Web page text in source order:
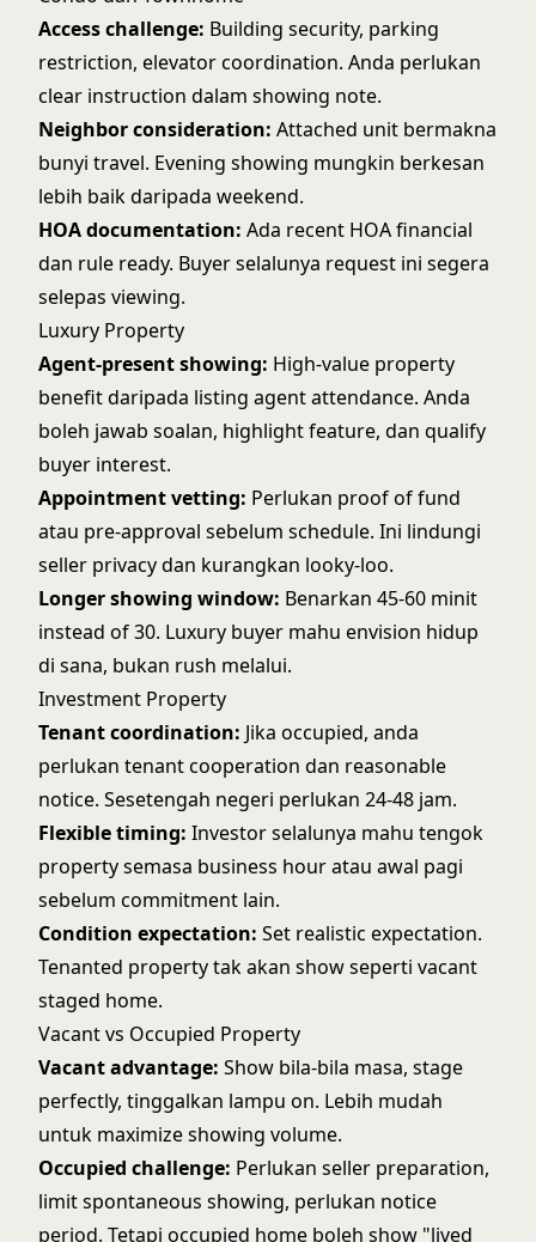
Access challenge: Building security, parking
restriction, elevator coordination. Anda perlukan
clear instruction dalam showing note.
Neighbor consideration: Attached unit bermakna
bunyi travel. Evening showing mungkin berkesan
lebih baik daripada weekend.
HOA documentation: Ada recent HOA financial
dan rule ready. Buyer selalunya request ini segera
selepas viewing.
Luxury Property
Agent-present showing: High-value property
benefit daripada listing agent attendance. Anda
boleh jawab soalan, highlight feature, dan qualify
buyer interest.
Appointment vetting: Perlukan proof of fund
atau pre-approval sebelum schedule. Ini lindungi
seller privacy dan kurangkan looky-loo.
Longer showing window: Benarkan 45-60 minit
instead of 30. Luxury buyer mahu envision hidup
di sana, bukan rush melalui.
Investment Property
Tenant coordination: Jika occupied, anda
perlukan tenant cooperation dan reasonable
notice. Sesetengah negeri perlukan 24-48 jam.
Flexible timing: Investor selalunya mahu tengok
property semasa business hour atau awal pagi
sebelum commitment lain.
Condition expectation: Set realistic expectation.
Tenanted property tak akan show seperti vacant
staged home.
Vacant vs Occupied Property
Vacant advantage: Show bila-bila masa, stage
perfectly, tinggalkan lampu on. Lebih mudah
untuk maximize showing volume.
Occupied challenge: Perlukan seller preparation,
limit spontaneous showing, perlukan notice
period. Tetapi occupied home boleh show "lived